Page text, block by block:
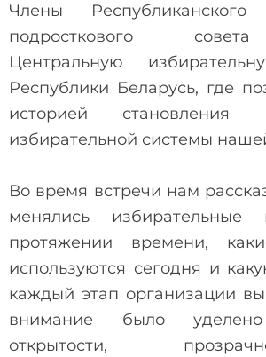
Члены
подросткового
Центральную
Республики Беларусь, где
историей становления
избирательной системы
Во время встречи нам
менялись избирательные
протяжении времени,
используются сегодня и
каждый этап организации
внимание было
открытости,